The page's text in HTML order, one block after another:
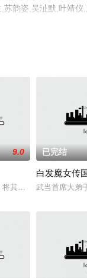
韵姿,吴沚默,叶靖仪
晓（已完结），手
宇饰浪子方伟，黎美娴
练武，然而每天接触
9.0
其遗书送与大宋皇帝
已完结
白发魔女传
武当首席大弟